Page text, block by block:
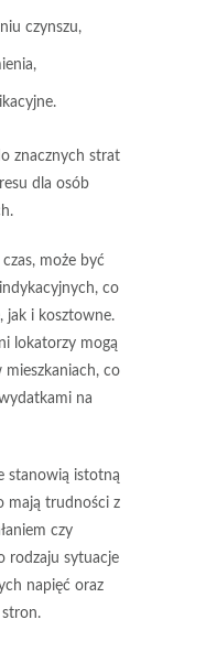
czynszu,
znacznych strat
dla osób
może być
co
jak i kosztowne.
lokatorzy mogą
co
na
stanowią istotną
mają trudności z
czy
rodzaju sytuacje
napięć oraz